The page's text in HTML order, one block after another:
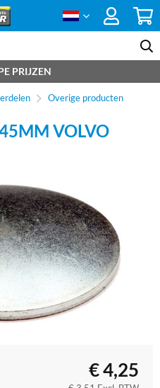
PRIJZEN
Overige producten
VOLVO
€4,25